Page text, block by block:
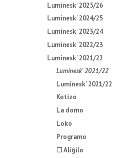
Luminesk' 2025/26
Luminesk' 2024/25
Luminesk' 2023/24
Luminesk' 2022/23
Luminesk' 2021/22
Luminesk' 2021/22
Luminesk' 2021/22
Kotizo
La domo
Loko
Programo
☐ Aliĝilo